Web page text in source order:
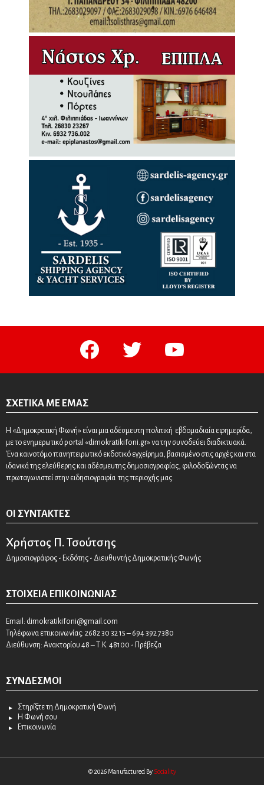
facebook twitter youtube
ΣΧΕΤΙΚΆ ΜΕ ΕΜΆΣ
Η «Δημοκρατική Φωνή» είναι μια αδέσμευτη πολιτική εβδομαδιαία εφημερίδα,
με το ενημερωτικό portal «dimokratikifoni.gr» να την συνοδεύει διαδικτυακά.
Ένα καινοτόμο πανηπειρωτικό εκδοτικό εγχείρημα, βασισμένο στις αρχές και στα
ιδανικά της ελεύθερης και αδέσμευτης δημοσιογραφίας, φιλοδοξώντας να
πρωταγωνιστεί στην ειδησιογραφία της περιοχής μας.
ΟΙ ΣΥΝΤΆΚΤΕΣ
Χρήστος Π. Τσούτσης
Δημοσιογράφος - Εκδότης - Διευθυντής Δημοκρατικής Φωνής
ΣΤΟΙΧΕΊΑ ΕΠΙΚΟΙΝΩΝΊΑΣ
Email: dimokratikifoni@gmail.com
Τηλέφωνα επικοινωνίας: 2682 30 32 15 – 694 392 7380
Διεύθυνση: Ανακτορίου 48 – Τ.Κ. 48100 - Πρέβεζα
ΣΎΝΔΕΣΜΟΙ
Στηρίξτε τη Δημοκρατική Φωνή
Η Φωνή σου
Επικοινωνία
© 2026 Manufactured By Sociality